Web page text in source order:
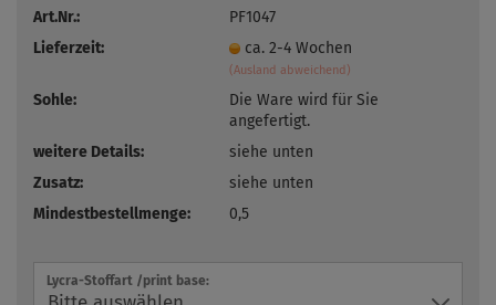
Art.Nr.:
PF1047
Lieferzeit:
ca. 2-4 Wochen
(Ausland abweichend)
Sohle:
Die Ware wird für Sie
angefertigt.
weitere Details:
siehe unten
Zusatz:
siehe unten
Mindestbestellmenge:
0,5
Lycra-Stoffart /print base: